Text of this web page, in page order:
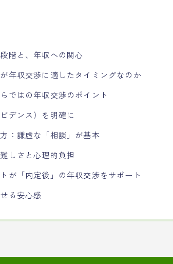
階と、年収への関心
年収交渉に適したタイミングなのか
ではの年収交渉のポイント
デンス）を明確に
：謙虚な「相談」が基本
しさと心理的負担
が「内定後」の年収交渉をサポート
る安心感